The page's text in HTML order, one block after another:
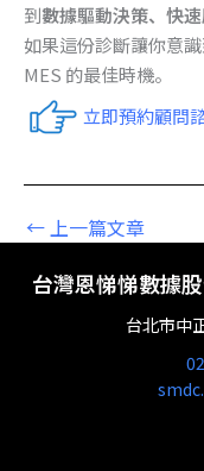
到數據驅動決策、快
如果這份診斷讓你意
MES 的最佳時機。
立即預約顧問
←上一篇文章
台灣恩悌悌數據
台北市中